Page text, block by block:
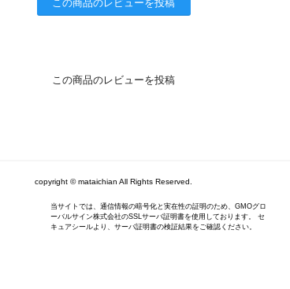
この商品のレビューを投稿
この商品のレビューを投稿
copyright © mataichian All Rights Reserved.
当サイトでは、通信情報の暗号化と実在性の証明のため、GMOグロ
ーバルサイン株式会社のSSLサーバ証明書を使用しております。 セ
キュアシールより、サーバ証明書の検証結果をご確認ください。